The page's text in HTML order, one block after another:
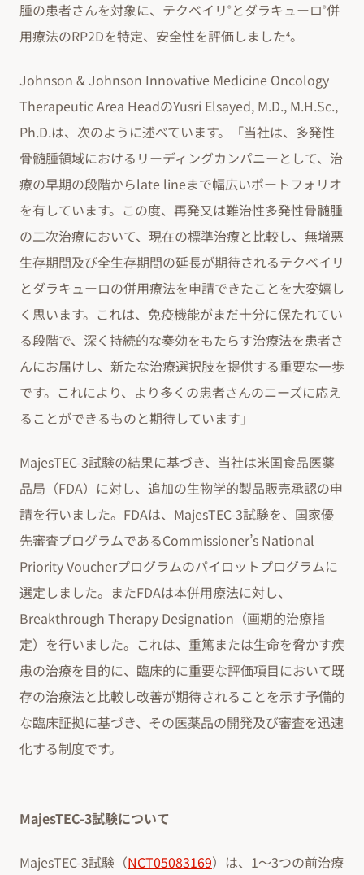
腫の患者さんを対象に、テクベイリ ® とダラキューロ®併
用療法のRP2Dを特定、安全性を評価しました4。
Johnson & Johnson Innovative Medicine Oncology
Therapeutic Area HeadのYusri Elsayed, M.D., M.H.Sc.,
Ph.D.は、次のように述べています。「当社は、多発性
骨髄腫領域におけるリーディングカンパニーとして、治
療の早期の段階からlate lineまで幅広いポートフォリオ
を有しています。この度、再発又は難治性多発性骨髄腫
の二次治療において、現在の標準治療と比較し、無増悪
生存期間及び全生存期間の延長が期待されるテクベイリ
とダラキューロの併用療法を申請できたことを大変嬉し
く思います。これは、免疫機能がまだ十分に保たれてい
る段階で、深く持続的な奏効をもたらす治療法を患者さ
んにお届けし、新たな治療選択肢を提供する重要な一歩
です。これにより、より多くの患者さんのニーズに応え
ることができるものと期待しています」
MajesTEC-3試験の結果に基づき、当社は米国食品医薬
品局（FDA）に対し、追加の生物学的製品販売承認の申
請を行いました。FDAは、MajesTEC-3試験を、国家優
先審査プログラムであるCommissioner’s National
Priority Voucherプログラムのパイロットプログラムに
選定しました。またFDAは本併用療法に対し、
Breakthrough Therapy Designation（画期的治療指
定）を行いました。これは、重篤または生命を脅かす疾
患の治療を目的に、臨床的に重要な評価項目において既
存の治療法と比較し改善が期待されることを示す予備的
な臨床証拠に基づき、その医薬品の開発及び審査を迅速
化する制度です。
MajesTEC-3試験について
MajesTEC-3試験（NCT05083169）は、1～3つの前治療